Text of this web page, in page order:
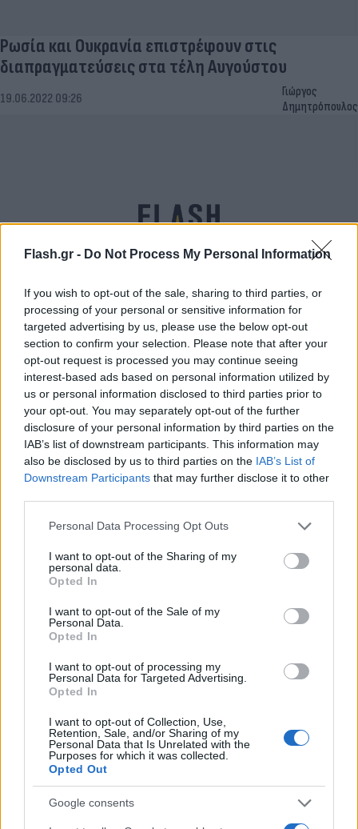
Flash.gr - Do Not Process My Personal Information
If you wish to opt-out of the sale, sharing to third parties, or
processing of your personal or sensitive information for
targeted advertising by us, please use the below opt-out
section to confirm your selection. Please note that after your
opt-out request is processed you may continue seeing
interest-based ads based on personal information utilized by
us or personal information disclosed to third parties prior to
your opt-out. You may separately opt-out of the further
disclosure of your personal information by third parties on the
IAB’s list of downstream participants. This information may
also be disclosed by us to third parties on the IAB’s List of
Downstream Participants that may further disclose it to other
Please note that this website/app uses one or more Google
not limited to your visit or usage behaviour. You may click to
grant or deny consent to Google and its third-party tags to
use your data for below specified purposes in below Google
consent section.
Personal Data Processing Opt Outs
I want to opt-out of the Sharing of my
personal data.
Opted In
I want to opt-out of the Sale of my
Personal Data.
Opted In
I want to opt-out of processing my
Personal Data for Targeted Advertising.
Opted In
I want to opt-out of Collection, Use,
Retention, Sale, and/or Sharing of my
Personal Data that Is Unrelated with the
Purposes for which it was collected.
Opted Out
Google consents
Ρωσία και Ουκρανία επιστρέφουν στις
διαπραγματεύσεις στα τέλη Αυγούστου
19.06.2022 09:26
Γιώργος
Δημητρόπουλος
Ουκρανία: «Κατάπαυση πυρός μόνο αν
αποσυρθούν πλήρως τα ρωσικά στρατεύματα»,
λέει ο Ποντόλιακ
19.05.2022 14:52
Αγγελική
Πόλεμος στην Ουκρανία: «Το Κίεβο έχει πλήρη
Πεσκόφ